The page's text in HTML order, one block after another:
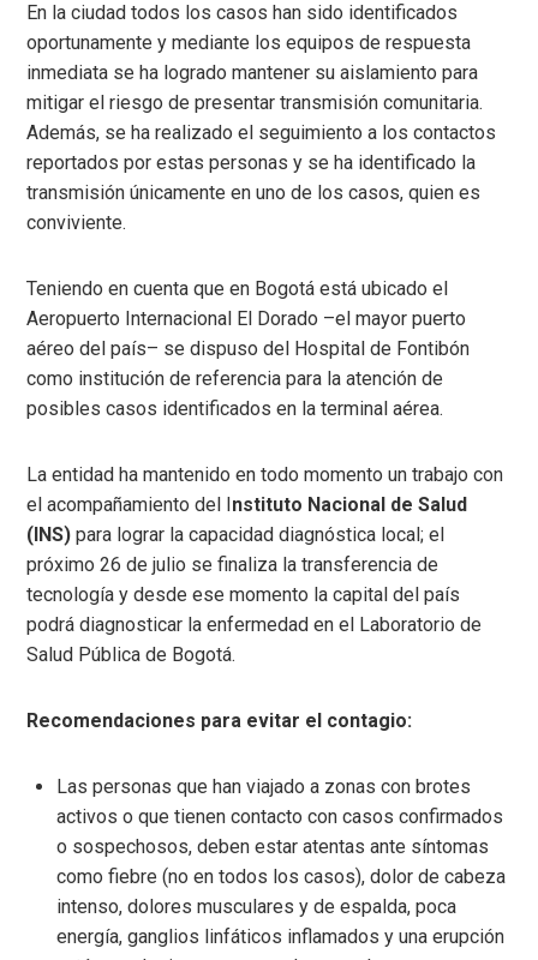
En la ciudad todos los casos han sido identificados
oportunamente y mediante los equipos de respuesta
inmediata se ha logrado mantener su aislamiento para
mitigar el riesgo de presentar transmisión comunitaria.
Además, se ha realizado el seguimiento a los contactos
reportados por estas personas y se ha identificado la
transmisión únicamente en uno de los casos, quien es
conviviente.
Teniendo en cuenta que en Bogotá está ubicado el
Aeropuerto Internacional El Dorado –el mayor puerto
aéreo del país– se dispuso del Hospital de Fontibón
como institución de referencia para la atención de
posibles casos identificados en la terminal aérea.
La entidad ha mantenido en todo momento un trabajo con
el acompañamiento del I nstituto Nacional de Salud
(INS) para lograr la capacidad diagnóstica local; el
próximo 26 de julio se finaliza la transferencia de
tecnología y desde ese momento la capital del país
podrá diagnosticar la enfermedad en el Laboratorio de
Salud Pública de Bogotá.
Recomendaciones para evitar el contagio:
Las personas que han viajado a zonas con brotes
activos o que tienen contacto con casos confirmados
o sospechosos, deben estar atentas ante síntomas
como fiebre (no en todos los casos), dolor de cabeza
intenso, dolores musculares y de espalda, poca
energía, ganglios linfáticos inflamados y una erupción